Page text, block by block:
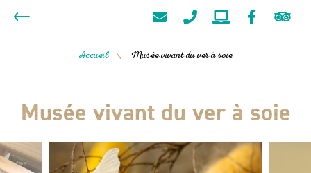
Accueil / Musée vivant du ver à soie
Musée vivant du ver à soie